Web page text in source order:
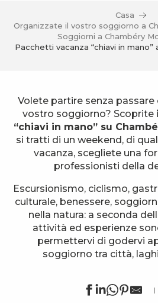
Casa
Organizzate il vostro soggiorno a
Soggiorni a Chambéry
Pacchetti vacanza “chiavi in mano”
Volete partire senza passare
vostro soggiorno? Scoprite
“chiavi in mano” su
si tratti di un weekend, di
vacanza, scegliete una
professionisti della
Escursionismo, ciclismo,
culturale, benessere,
nella natura: a seconda
attività ed esperienze
permettervi di godervi
soggiorno tra città,